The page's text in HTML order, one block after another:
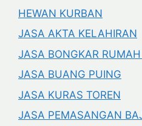
HEWAN KURBAN
JASA AKTA KELAHIRAN
JASA BONGKAR
JASA BUANG PUING
JASA KURAS TOREN
JASA PEMASANGAN